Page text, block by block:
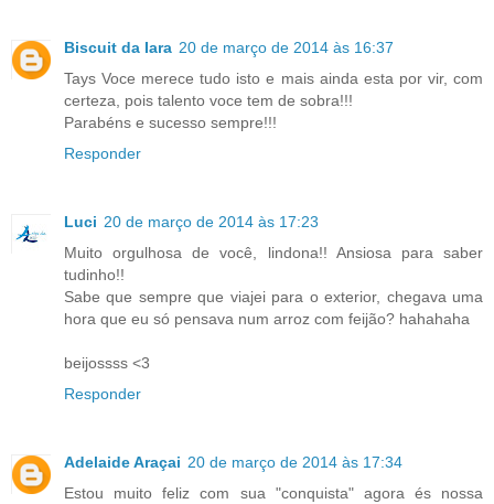
Biscuit da Iara 20 de março de 2014 às 16:37
Tays Voce merece tudo isto e mais ainda esta por vir, com
certeza, pois talento voce tem de sobra!!!
Parabéns e sucesso sempre!!!
Responder
Luci 20 de março de 2014 às 17:23
Muito orgulhosa de você, lindona!! Ansiosa para saber
tudinho!!
Sabe que sempre que viajei para o exterior, chegava uma
hora que eu só pensava num arroz com feijão? hahahaha
beijossss <3
Responder
Adelaide Araçai 20 de março de 2014 às 17:34
Estou muito feliz com sua "conquista" agora és nossa